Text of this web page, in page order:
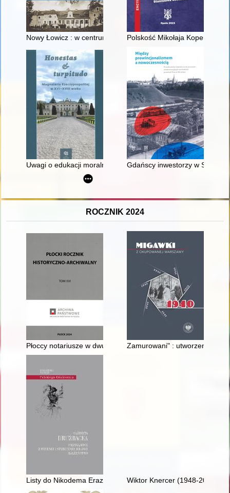
Nowy Łowicz : w centrum poligonu drawskiego od
Polskość Mikołaja Kopernika z
Uwagi o edukacji moralnej synów szlacheckich w XVI-
Gdańscy inwestorzy w
ROCZNIK 2024
Płoccy notariusze w dwudziestoleciu międzywojennym -
Zamurowani" : utworzenie
Listy do Nikodema Erazma Iwanowskiego 1887-1889
Wiktor Knercer (1948-2023) :